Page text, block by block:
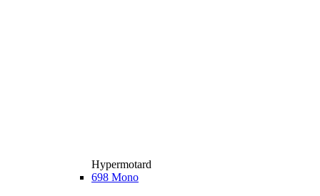
Hypermotard
698 Mono